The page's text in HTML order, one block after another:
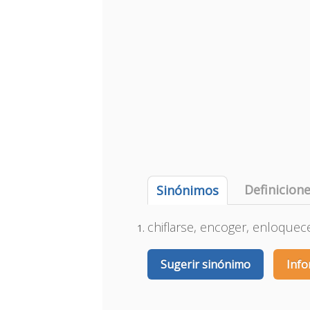
Sinónimos
chiflarse, encoger,
Sugerir sinónimo